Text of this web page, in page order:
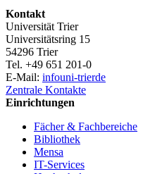
Kontakt
Universität Trier
Universitätsring 15
54296 Trier
Tel. +49 651 201-0
E-Mail: infouni-trierde
Zentrale Kontakte
Einrichtungen
Fächer & Fachbereiche
Bibliothek
Mensa
IT-Services